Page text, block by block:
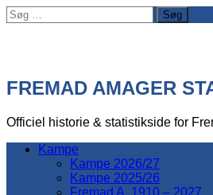
Søg
efter:
FREMAD AMAGER
Officiel historie & statistikside for
Kampe
Kampe 2026/27
Kampe 2025/26
Fremad A. 1910 – 2027